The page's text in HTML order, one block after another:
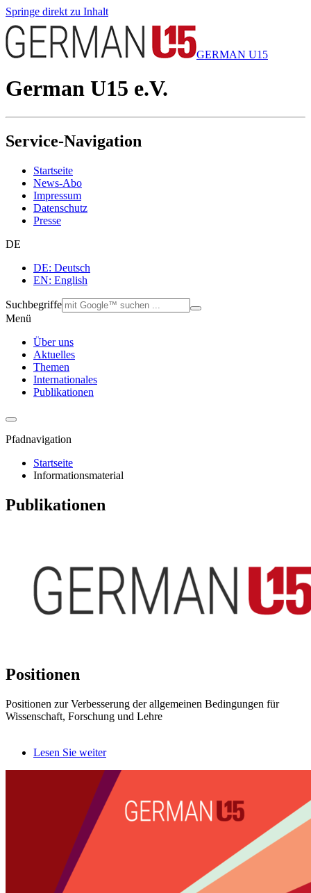
Springe direkt zu Inhalt
GERMAN U15
German U15 e.V.
Service-Navigation
Startseite
News-Abo
Impressum
Datenschutz
Presse
DE
DE: Deutsch
EN: English
Suchbegriffe
Menü
Über uns
Aktuelles
Themen
Internationales
Publikationen
Pfadnavigation
Startseite
Informationsmaterial
Publikationen
Positionen
Positionen zur Verbesserung der allgemeinen Bedingungen für
Wissenschaft, Forschung und Lehre
Lesen Sie weiter